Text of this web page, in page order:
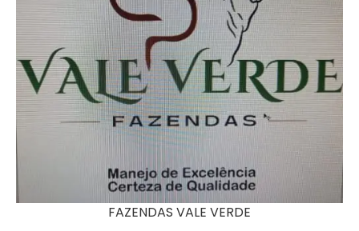
FAZENDAS VALE VERDE